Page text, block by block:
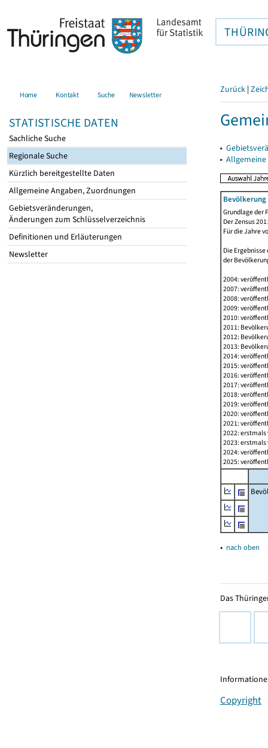
Home Kontakt Suche Newsletter
STATISTISCHE DATEN
Sachliche Suche
Regionale Suche
Kürzlich bereitgestellte Daten
Allgemeine Angaben, Zuordnungen
Gebietsveränderungen,
Änderungen zum Schlüsselverzeichnis
Definitionen und Erläuterungen
Newsletter
Zurück |
▸
▸
Grundlage der
Der Zensus
Für die Jahre
Die
der
2004:
2007:
2008:
2009:
2010:
2011:
2012:
2013:
2014:
2015:
2016:
2017:
2018:
2019:
2020:
2021:
2022:
2023:
2024:
2025:
▴ nach oben
Das
Copyright